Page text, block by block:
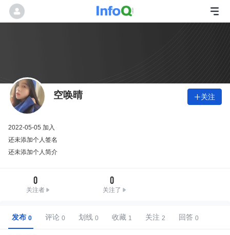
空唤晴 关注
2022-05-05 加入
还未添加个人签名
还未添加个人简介
0
关注者
0
关注了
发布 评论 划线 收藏 关注 回答